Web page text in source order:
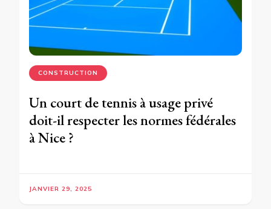
CONSTRUCTION
Un court de tennis à usage privé
doit-il respecter les normes fédérales
à Nice ?
JANVIER 29, 2025